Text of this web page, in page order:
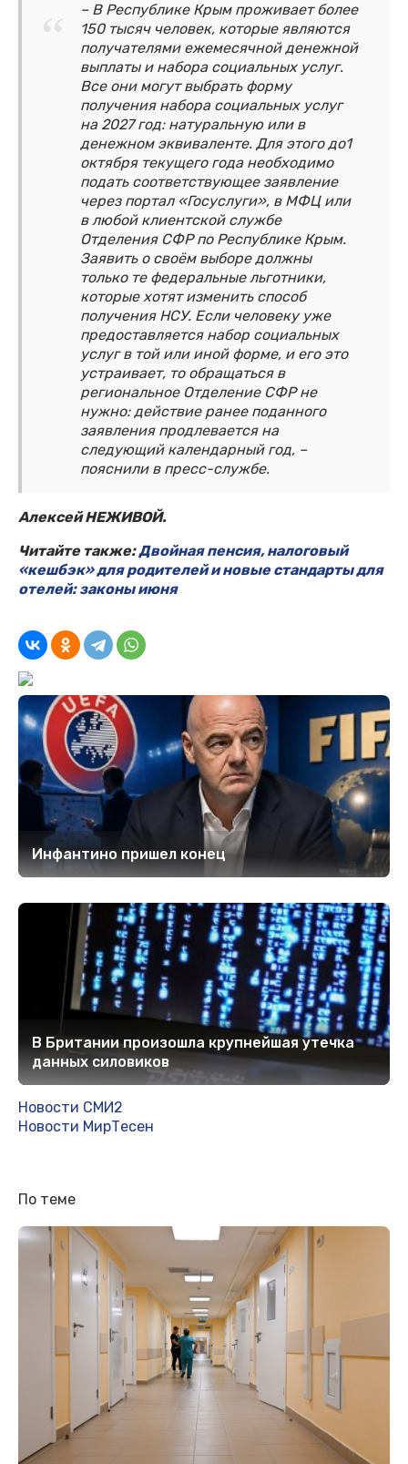
– В Республике Крым проживает более
150 тысяч человек, которые являются
получателями ежемесячной денежной
выплаты и набора социальных услуг.
Все они могут выбрать форму
получения набора социальных услуг
на 2027 год: натуральную или в
денежном эквиваленте. Для этого до1
октября текущего года необходимо
подать соответствующее заявление
через портал «Госуслуги», в МФЦ или
в любой клиентской службе
Отделения СФР по Республике Крым.
Заявить о своём выборе должны
только те федеральные льготники,
которые хотят изменить способ
получения НСУ. Если человеку уже
предоставляется набор социальных
услуг в той или иной форме, и его это
устраивает, то обращаться в
региональное Отделение СФР не
нужно: действие ранее поданного
заявления продлевается на
следующий календарный год, –
пояснили в пресс-службе.
Алексей НЕЖИВОЙ.
Читайте также:Двойная пенсия, налоговый
«кешбэк» для родителей и новые стандарты для
отелей: законы июня
Инфантино пришел конец
В Британии произошла крупнейшая утечка
данных силовиков
Новости СМИ2
Новости МирТесен
По теме